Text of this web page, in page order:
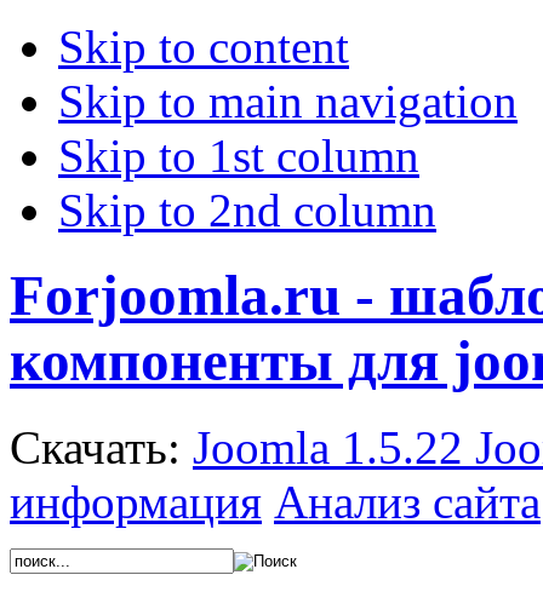
Skip to content
Skip to main navigation
Skip to 1st column
Skip to 2nd column
Forjoomla.ru -
компоненты для
Скачать: Joomla 1.5.22
информация Анализ сайта